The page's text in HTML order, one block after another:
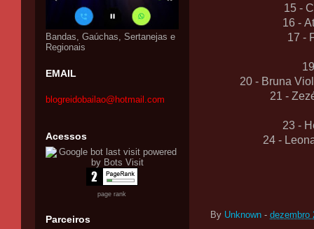
15 -
16 -
17 -
20 - Bruna
21 -
23 -
24 -
By Unknown - dezembro
Bandas, Gaúchas, Sertanejas e
Regionais
EMAIL
blogreidobailao@hotmail.com
Acessos
page rank
Parceiros